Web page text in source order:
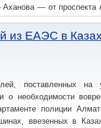
Аханова — от
из ЕАЭС в
поставленных
о необходимости
полиции
ввезенных в